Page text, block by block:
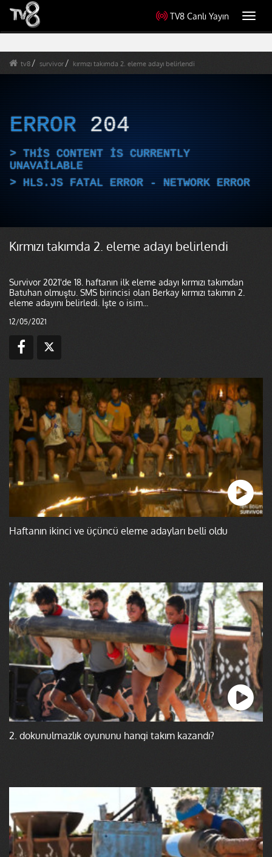
TV8 Canlı Yayın
tv8 survivor kırmızı takımda 2. eleme adayı belirlendi
ERROR 204
THIS CONTENT IS CURRENTLY
UNAVAILABLE
HLS.JS FATAL ERROR - NETWORK ERROR
Kırmızı takımda 2. eleme adayı belirlendi
Survivor 2021'de 18. haftanın ilk eleme adayı kırmızı takımdan
Batuhan olmuştu. SMS birincisi olan Berkay kırmızı takımın 2.
eleme adayını belirledi. İşte o isim...
12/05/2021
Haftanın ikinci ve üçüncü eleme adayları belli oldu
2. dokunulmazlık oyununu hangi takım kazandı?